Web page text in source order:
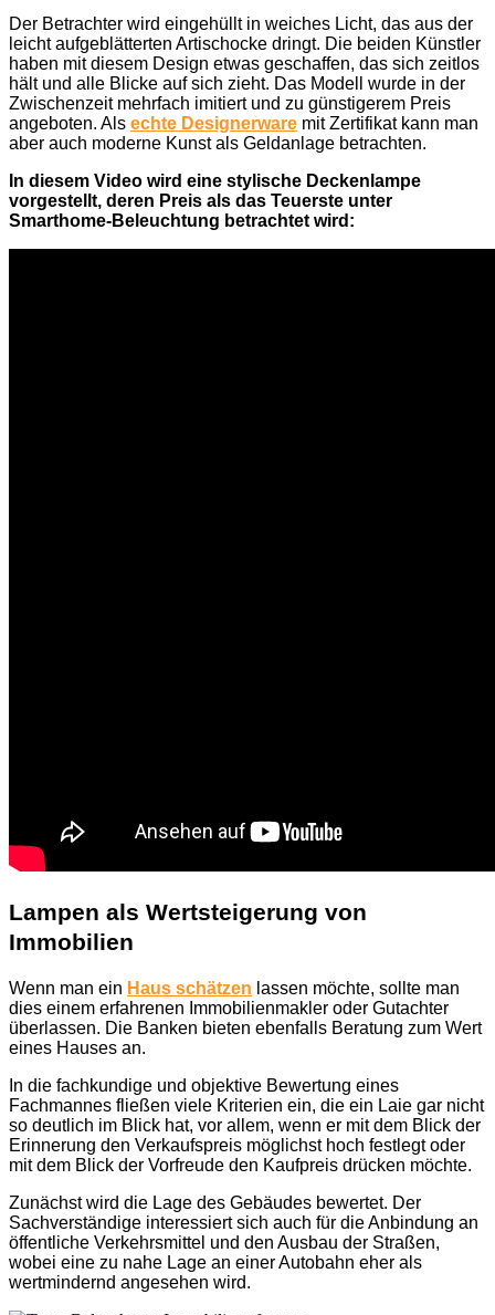
Der Betrachter wird eingehüllt in weiches Licht, das aus der
leicht aufgeblätterten Artischocke dringt. Die beiden Künstler
haben mit diesem Design etwas geschaffen, das sich zeitlos
hält und alle Blicke auf sich zieht. Das Modell wurde in der
Zwischenzeit mehrfach imitiert und zu günstigerem Preis
angeboten. Als echte Designerware mit Zertifikat kann man
aber auch moderne Kunst als Geldanlage betrachten.
In diesem Video wird eine stylische Deckenlampe
vorgestellt, deren Preis als das Teuerste unter
Smarthome-Beleuchtung betrachtet wird:
Lampen als Wertsteigerung von
Immobilien
Wenn man ein Haus schätzen lassen möchte, sollte man
dies einem erfahrenen Immobilienmakler oder Gutachter
überlassen. Die Banken bieten ebenfalls Beratung zum Wert
eines Hauses an.
In die fachkundige und objektive Bewertung eines
Fachmannes fließen viele Kriterien ein, die ein Laie gar nicht
so deutlich im Blick hat, vor allem, wenn er mit dem Blick der
Erinnerung den Verkaufspreis möglichst hoch festlegt oder
mit dem Blick der Vorfreude den Kaufpreis drücken möchte.
Zunächst wird die Lage des Gebäudes bewertet. Der
Sachverständige interessiert sich auch für die Anbindung an
öffentliche Verkehrsmittel und den Ausbau der Straßen,
wobei eine zu nahe Lage an einer Autobahn eher als
wertmindernd angesehen wird.